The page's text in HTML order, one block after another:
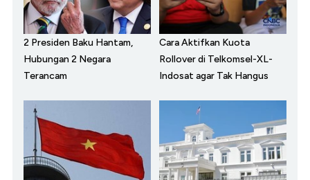
2 Presiden Baku Hantam,
Hubungan 2 Negara
Terancam
Cara Aktifkan Kuota
Rollover di Telkomsel-XL-
Indosat agar Tak Hangus